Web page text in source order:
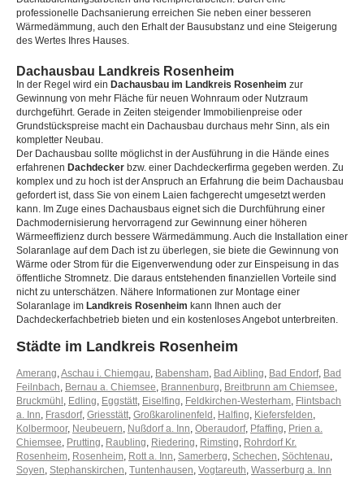
professionelle Dachsanierung erreichen Sie neben einer besseren
Wärmedämmung, auch den Erhalt der Bausubstanz und eine Steigerung
des Wertes Ihres Hauses.
Dachausbau Landkreis Rosenheim
In der Regel wird ein Dachausbau im Landkreis Rosenheim zur
Gewinnung von mehr Fläche für neuen Wohnraum oder Nutzraum
durchgeführt. Gerade in Zeiten steigender Immobilienpreise oder
Grundstückspreise macht ein Dachausbau durchaus mehr Sinn, als ein
kompletter Neubau.
Der Dachausbau sollte möglichst in der Ausführung in die Hände eines
erfahrenen Dachdecker bzw. einer Dachdeckerfirma gegeben werden. Zu
komplex und zu hoch ist der Anspruch an Erfahrung die beim Dachausbau
gefordert ist, dass Sie von einem Laien fachgerecht umgesetzt werden
kann. Im Zuge eines Dachausbaus eignet sich die Durchführung einer
Dachmodernisierung hervorragend zur Gewinnung einer höheren
Wärmeeffizienz durch bessere Wärmedämmung. Auch die Installation einer
Solaranlage auf dem Dach ist zu überlegen, sie biete die Gewinnung von
Wärme oder Strom für die Eigenverwendung oder zur Einspeisung in das
öffentliche Stromnetz. Die daraus entstehenden finanziellen Vorteile sind
nicht zu unterschätzen. Nähere Informationen zur Montage einer
Solaranlage im Landkreis Rosenheim kann Ihnen auch der
Dachdeckerfachbetrieb bieten und ein kostenloses Angebot unterbreiten.
Städte im Landkreis Rosenheim
Amerang,Aschau i. Chiemgau, Babensham, Bad Aibling, Bad Endorf, Bad
Feilnbach, Bernau a. Chiemsee, Brannenburg, Breitbrunn am Chiemsee,
Bruckmühl , Edling, Eggstätt, Eiselfing, Feldkirchen-Westerham, Flintsbach
a. Inn, Frasdorf, Griesstätt, Großkarolinenfeld , Halfing, Kiefersfelden,
Kolbermoor, Neubeuern, Nußdorf a. Inn, Oberaudorf, Pfaffing, Prien a.
Chiemsee, Prutting, Raubling, Riedering, Rimsting, Rohrdorf Kr.
Rosenheim, Rosenheim, Rott a. Inn, Samerberg, Schechen, Söchtenau,
Soyen, Stephanskirchen, Tuntenhausen, Vogtareuth, Wasserburg a. Inn